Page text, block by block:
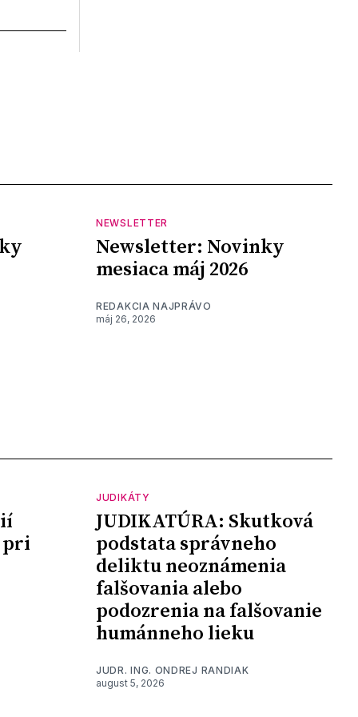
NEWSLETTER
Newsletter: Novinky
mesiaca máj 2026
REDAKCIA NAJPRÁVO
máj 26, 2026
pri
JUDIKÁTY
JUDIKATÚRA: Skutková
podstata správneho
deliktu neoznámenia
falšovania alebo
podozrenia na falšovanie
humánneho lieku
JUDR. ING. ONDREJ RANDIAK
august 5, 2026